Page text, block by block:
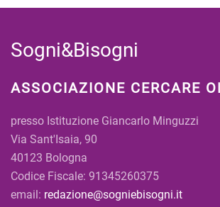
Sogni&Bisogni
ASSOCIAZIONE CERCARE
presso Istituzione Giancarlo Minguzzi
Via Sant'Isaia, 90
40123 Bologna
Codice Fiscale: 91345260375
email: redazione@sogniebisogni.it